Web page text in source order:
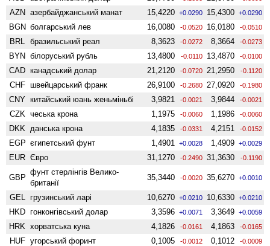
AZN азербайджанський манат 15,4220 +0.0290 15,4300 +0.0290
BGN болгарський лев 16,0080 -0.0520 16,0180 -0.0510
BRL бразильський реал 8,3623 -0.0272 8,3664 -0.0273
BYN білоруський рубль 13,4800 -0.0110 13,4870 -0.0100
CAD канадський долар 21,2120 -0.0720 21,2950 -0.1120
CHF швейцарський франк 26,9100 -0.2680 27,0920 -0.1980
CNY китайський юань женьмiньбi 3,9821 -0.0021 3,9844 -0.0021
CZK чеська крона 1,1975 -0.0060 1,1986 -0.0060
DKK данська крона 4,1835 -0.0331 4,2151 -0.0152
EGP єгипетський фунт 1,4901 +0.0028 1,4909 +0.0029
EUR Євро 31,1270 -0.2490 31,3630 -0.1190
GBP
фунт стерлінгів Велико­
британії
35,3440 -0.0020 35,6270 +0.0010
GEL грузинський ларі 10,6270 +0.0210 10,6330 +0.0210
HKD гонконгівський долар 3,3596 +0.0071 3,3649 +0.0059
HRK хорватська куна 4,1826 -0.0161 4,1863 -0.0165
HUF угорський форинт 0,1005 -0.0012 0,1012 -0.0009